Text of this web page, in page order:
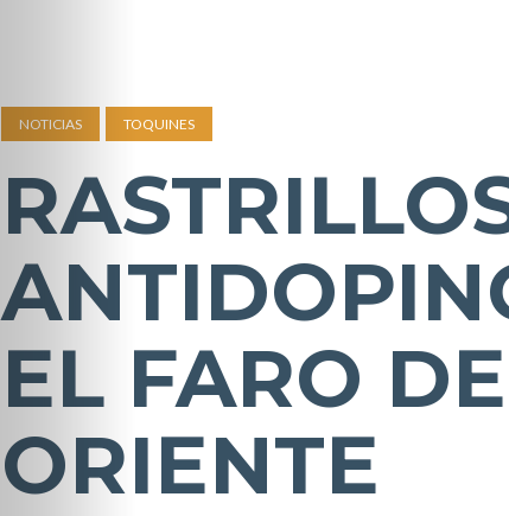
NOTICIAS TOQUINES
EL FARO DE
ORIENTE